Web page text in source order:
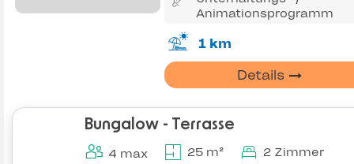
Animationsprogramm
1 km
Details
Bungalow - Terrasse
4 max 25 m² 2 Zimmer